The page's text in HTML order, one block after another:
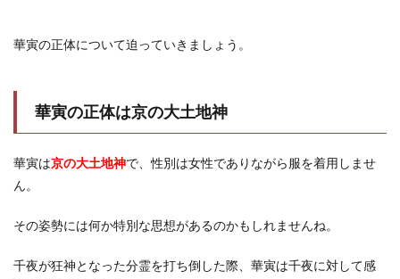
華寅の正体について迫っていきましょう。
華寅の正体は京の大土地神
華寅は京の大土地神で、性別は女性でありながら服を着用しませ
ん。
その姿勢には何か特別な思想があるのかもしれませんね。
千夜が狂神となった分霊を打ち倒した際、華寅は千夜に対して感